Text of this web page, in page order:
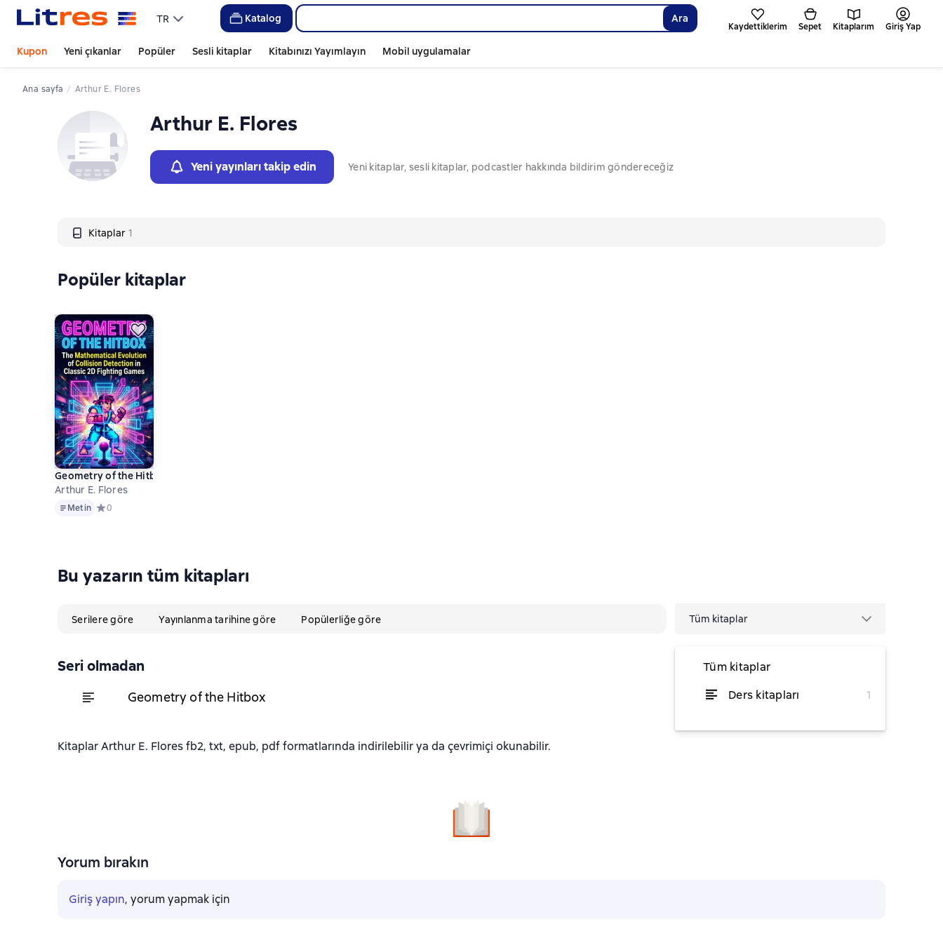
TR Katalog Ara
Kaydettiklerim Sepet Kitaplarım Giriş Yap
Kupon Yeni çıkanlar Popüler Sesli kitaplar Kitabınızı Yayımlayın Mobil uygulamalar
Ana sayfa Arthur E. Flores
Arthur E. Flores
Yeni yayınları takip edin Yeni kitaplar, sesli kitaplar, podcastler hakkında bildirim göndereceğiz
Kitaplar 1
Слайдер с книгами
Popüler kitaplar
Geometry of the Hitbox
Arthur E. Flores
MetinMetin Средний рейтинг 0 на основе 0 оценок
0
Bu yazarın tüm kitapları
Serilere göre Yayınlanma tarihine göre Popülerliğe göre Tüm kitaplar
Tüm kitaplar
Ders kitapları
1
Seri olmadan
Geometry of the Hitbox itibaren ₺274,04
Kitaplar Arthur E. Flores fb2, txt, epub, pdf formatlarında indirilebilir ya da çevrimiçi okunabilir.
Yorum bırakın
Giriş yapın, yorum yapmak için